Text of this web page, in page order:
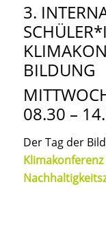
3.
BILDUNG
08.30 –
Der Tag der
Klimakonferenz